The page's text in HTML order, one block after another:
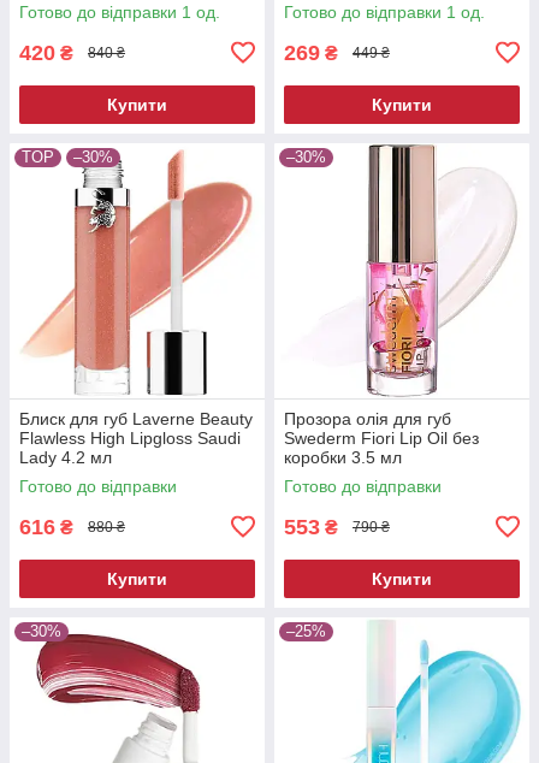
Готово до відправки 1 од.
420 ₴ 840 ₴
Купити
Готово до відправки 1 од.
269 ₴ 449 ₴
Купити
TOP –30%
Блиск для губ Laverne Beauty
Flawless High Lipgloss Saudi
Lady 4.2 мл
Готово до відправки
616 ₴ 880 ₴
Купити
–30%
Прозора олія для губ
Swederm Fiori Lip Oil без
коробки 3.5 мл
Готово до відправки
553 ₴ 790 ₴
Купити
–30% –25%